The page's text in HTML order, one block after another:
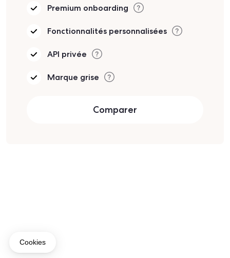
Premium onboarding
Fonctionnalités personnalisées
API privée
Marque grise
Comparer
Cookies